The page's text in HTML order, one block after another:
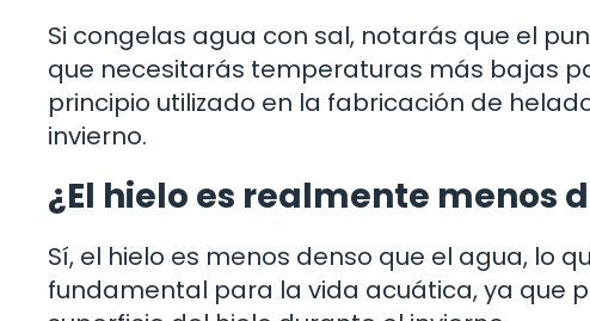
Si congelas agua con sal, notarás que el
que necesitarás temperaturas más bajas
principio utilizado en la fabricación de
invierno.
¿El hielo es realmente menos
Sí, el hielo es menos denso que el agua, lo
fundamental para la vida acuática, ya que